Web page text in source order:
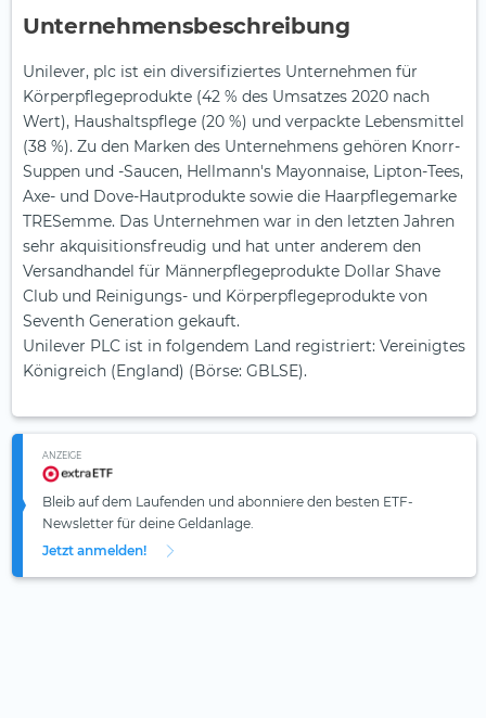
Unternehmensbeschreibung
Unilever, plc ist ein diversifiziertes Unternehmen für
Körperpflegeprodukte (42 % des Umsatzes 2020 nach
Wert), Haushaltspflege (20 %) und verpackte Lebensmittel
(38 %). Zu den Marken des Unternehmens gehören Knorr-
Suppen und -Saucen, Hellmann's Mayonnaise, Lipton-Tees,
Axe- und Dove-Hautprodukte sowie die Haarpflegemarke
TRESemme. Das Unternehmen war in den letzten Jahren
sehr akquisitionsfreudig und hat unter anderem den
Versandhandel für Männerpflegeprodukte Dollar Shave
Club und Reinigungs- und Körperpflegeprodukte von
Seventh Generation gekauft.
Unilever PLC ist in folgendem Land registriert: Vereinigtes
Königreich (England) (Börse: GBLSE).
ANZEIGE
Bleib auf dem Laufenden und abonniere den besten ETF-
Newsletter für deine Geldanlage.
Jetzt anmelden!